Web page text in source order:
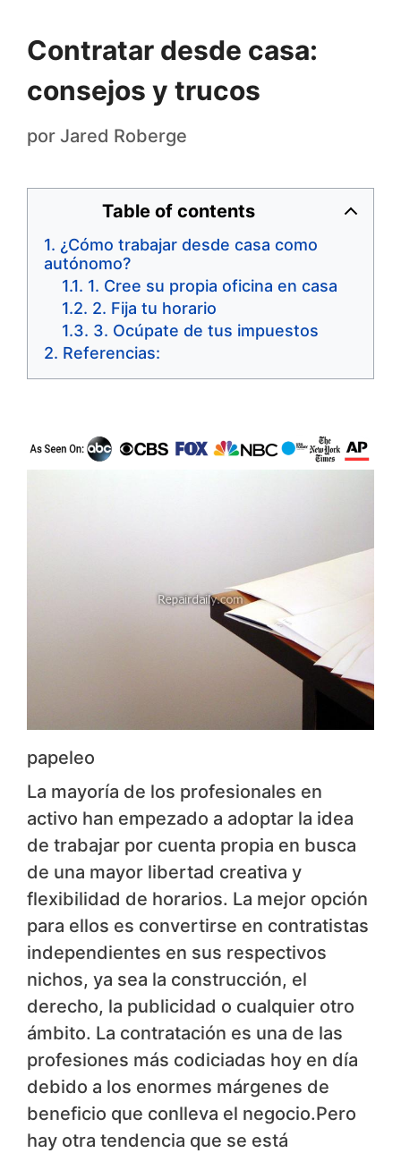
Contratar desde casa:
consejos y trucos
por Jared Roberge
Table of contents
¿Cómo trabajar desde casa como
autónomo?
1. Cree su propia oficina en casa
2. Fija tu horario
3. Ocúpate de tus impuestos
Referencias:
papeleo
La mayoría de los profesionales en
activo han empezado a adoptar la idea
de trabajar por cuenta propia en busca
de una mayor libertad creativa y
flexibilidad de horarios. La mejor opción
para ellos es convertirse en contratistas
independientes en sus respectivos
nichos, ya sea la construcción, el
derecho, la publicidad o cualquier otro
ámbito. La contratación es una de las
profesiones más codiciadas hoy en día
debido a los enormes márgenes de
beneficio que conlleva el negocio.Pero
hay otra tendencia que se está